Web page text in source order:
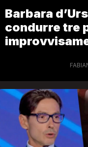
Barbara
condurre tre